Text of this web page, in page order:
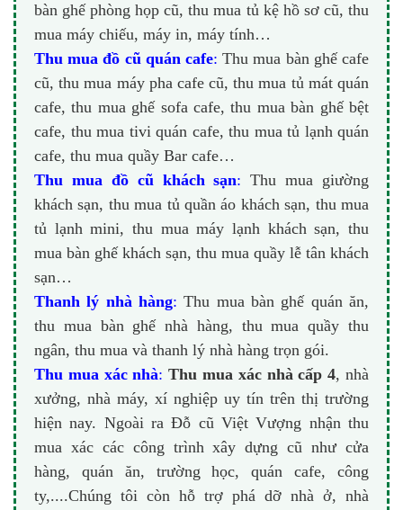
bàn ghế phòng họp cũ, thu mua tủ kệ hồ sơ cũ, thu
mua máy chiếu, máy in, máy tính…
Thu mua đồ cũ quán cafe: Thu mua bàn ghế cafe
cũ, thu mua máy pha cafe cũ, thu mua tủ mát quán
cafe, thu mua ghế sofa cafe, thu mua bàn ghế bệt
cafe, thu mua tivi quán cafe, thu mua tủ lạnh quán
cafe, thu mua quầy Bar cafe…
Thu mua đồ cũ khách sạn: Thu mua giường
khách sạn, thu mua tủ quần áo khách sạn, thu mua
tủ lạnh mini, thu mua máy lạnh khách sạn, thu
mua bàn ghế khách sạn, thu mua quầy lễ tân khách
sạn…
Thanh lý nhà hàng:Thu mua bàn ghế quán ăn,
thu mua bàn ghế nhà hàng, thu mua quầy thu
ngân, thu mua và thanh lý nhà hàng trọn gói.
Thu mua xác nhà:Thu mua xác nhà cấp 4, nhà
xưởng, nhà máy, xí nghiệp uy tín trên thị trường
hiện nay. Ngoài ra Đỗ cũ Việt Vượng nhận thu
mua xác các công trình xây dựng cũ như cửa
hàng, quán ăn, trường học, quán cafe, công
ty,....Chúng tôi còn hỗ trợ phá dỡ nhà ở, nhà